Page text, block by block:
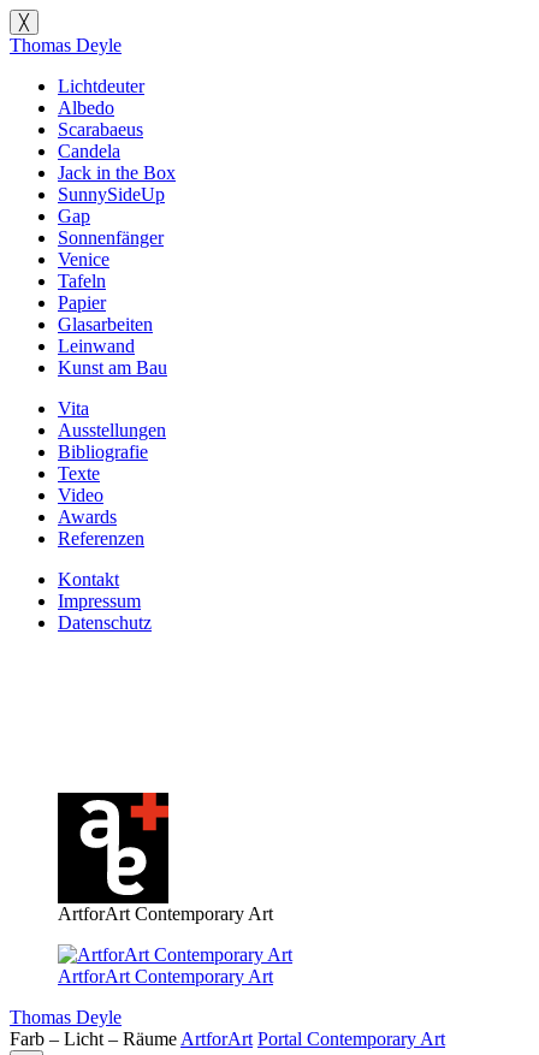
╳
Thomas Deyle
Lichtdeuter
Albedo
Scarabaeus
Candela
Jack in the Box
SunnySideUp
Gap
Sonnenfänger
Venice
Tafeln
Papier
Glasarbeiten
Leinwand
Kunst am Bau
Vita
Ausstellungen
Bibliografie
Texte
Video
Awards
Referenzen
Kontakt
Impressum
Datenschutz
ArtforArt Contemporary Art
ArtforArt Contemporary Art
Thomas Deyle
Farb – Licht – Räume ArtforArt Portal Contemporary Art